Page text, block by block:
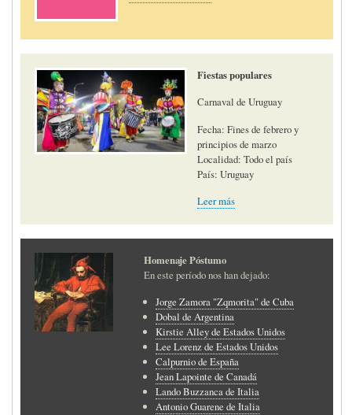
Fiestas populares
Carnaval de Uruguay
Fecha: Fines de febrero y
principios de marzo
Localidad: Todo el país
País: Uruguay
Leer más
Homenaje Póstumo
En este período nos han dejado:
Jorge Zamora "Zqmorita" de Cuba
Dobal de Argentina
Kirstie Alley de Estados Unidos
Lee Lorenz de Estados Unidos
Calpurnio de España
Jean Lapointe de Canadá
Lando Buzzanca de Italia
Antonio Guarene de Italia